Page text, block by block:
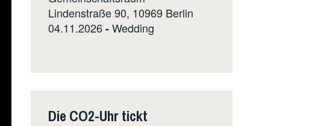
Lindenstraße 90, 10969 Berlin
04.11.2026-Wedding
Die CO2-Uhr tickt